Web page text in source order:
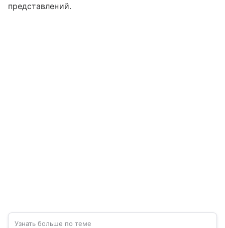
представлений.
Узнать больше по теме